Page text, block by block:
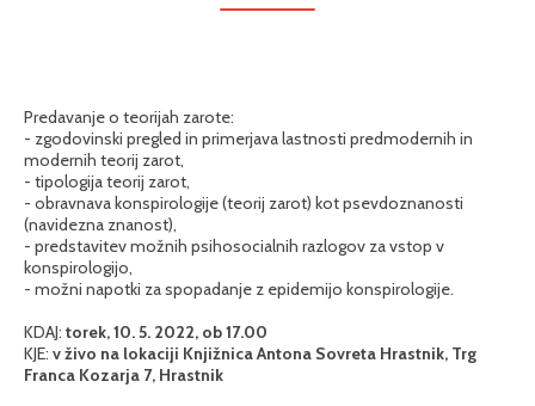
Predavanje o teorijah zarote:
- zgodovinski pregled in primerjava lastnosti predmodernih in
modernih teorij zarot,
- tipologija teorij zarot,
- obravnava konspirologije (teorij zarot) kot psevdoznanosti
(navidezna znanost),
- predstavitev možnih psihosocialnih razlogov za vstop v
konspirologijo,
- možni napotki za spopadanje z epidemijo konspirologije.
KDAJ: torek, 10. 5. 2022, ob 17.00
KJE: v živo na lokaciji Knjižnica Antona Sovreta Hrastnik, Trg
Franca Kozarja 7, Hrastnik